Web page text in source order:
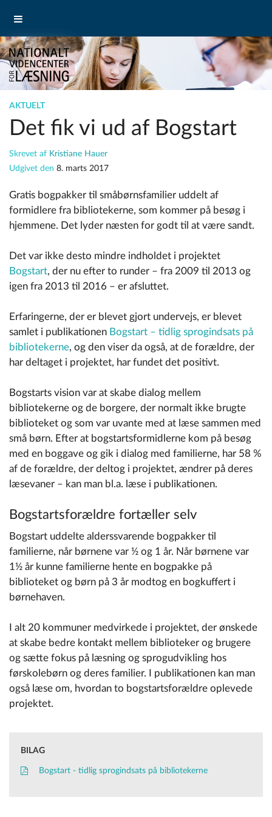
AKTUELT
Det fik vi ud af Bogstart
Skrevet af Kristiane Hauer
Udgivet den 8. marts 2017
Gratis bogpakker til småbørnsfamilier uddelt af
formidlere fra bibliotekerne, som kommer på besøg i
hjemmene. Det lyder næsten for godt til at være sandt.
Det var ikke desto mindre indholdet i projektet
Bogstart, der nu efter to runder – fra 2009 til 2013 og
igen fra 2013 til 2016 – er afsluttet.
Erfaringerne, der er blevet gjort undervejs, er blevet
samlet i publikationen Bogstart – tidlig sprogindsats på
bibliotekerne, og den viser da også, at de forældre, der
har deltaget i projektet, har fundet det positivt.
Bogstarts vision var at skabe dialog mellem
bibliotekerne og de borgere, der normalt ikke brugte
biblioteket og som var uvante med at læse sammen med
små børn. Efter at bogstartsformidlerne kom på besøg
med en boggave og gik i dialog med familierne, har 58 %
af de forældre, der deltog i projektet, ændrer på deres
læsevaner – kan man bl.a. læse i publikationen.
Bogstartsforældre fortæller selv
Bogstart uddelte alderssvarende bogpakker til
familierne, når børnene var ½ og 1 år. Når børnene var
1½ år kunne familierne hente en bogpakke på
biblioteket og børn på 3 år modtog en bogkuffert i
børnehaven.
I alt 20 kommuner medvirkede i projektet, der ønskede
at skabe bedre kontakt mellem biblioteker og brugere
og sætte fokus på læsning og sprogudvikling hos
førskolebørn og deres familier. I publikationen kan man
også læse om, hvordan to bogstartsforældre oplevede
projektet.
BILAG
Bogstart - tidlig sprogindsats på bibliotekerne